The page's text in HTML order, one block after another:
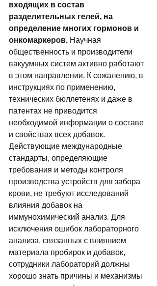
входящих в состав
разделительных гелей, на
определение многих гормонов и
онкомаркеров. Научная
общественность и производители
вакуумных систем активно работают
в этом направлении. К сожалению, в
инструкциях по применению,
технических бюллетенях и даже в
патентах не приводится
необходимой информации о составе
и свойствах всех добавок.
Действующие международные
стандарты, определяющие
требования и методы контроля
производства устройств для забора
крови, не требуют исследований
влияния добавок на
иммунохимический анализ. Для
исключения ошибок лабораторного
анализа, связанных с влиянием
материала пробирок и добавок,
сотрудники лабораторий должны
хорошо знать причины и механизмы